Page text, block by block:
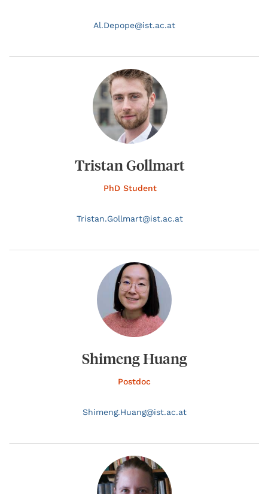
Al.Depope@ist.ac.at
Tristan Gollmart
PhD Student
Tristan.Gollmart@ist.ac.at
Shimeng Huang
Postdoc
Shimeng.Huang@ist.ac.at